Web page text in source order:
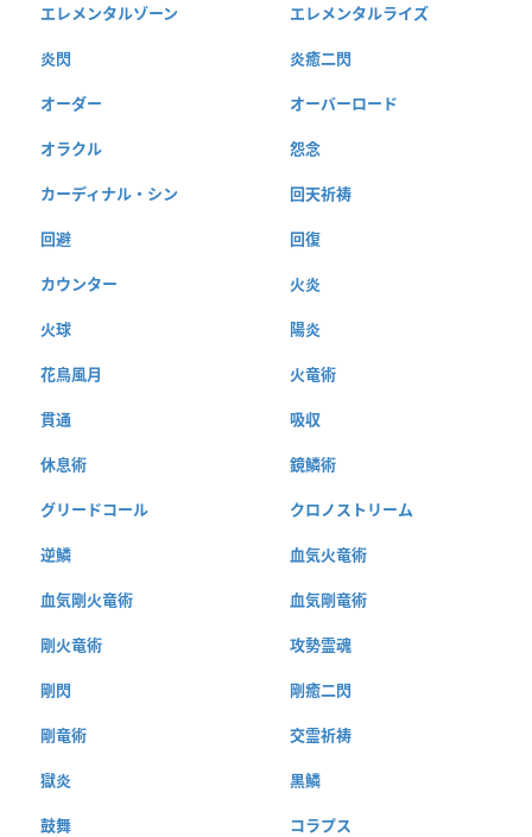
エレメンタルゾーン エレメンタルライズ
炎閃 炎癒二閃
オーダー オーバーロード
オラクル 怨念
カーディナル・シン 回天祈祷
回避 回復
カウンター 火炎
火球 陽炎
花鳥風月 火竜術
貫通 吸収
休息術 鏡鱗術
グリードコール クロノストリーム
逆鱗 血気火竜術
血気剛火竜術 血気剛竜術
剛火竜術 攻勢霊魂
剛閃 剛癒二閃
剛竜術 交霊祈祷
獄炎 黒鱗
鼓舞 コラプス